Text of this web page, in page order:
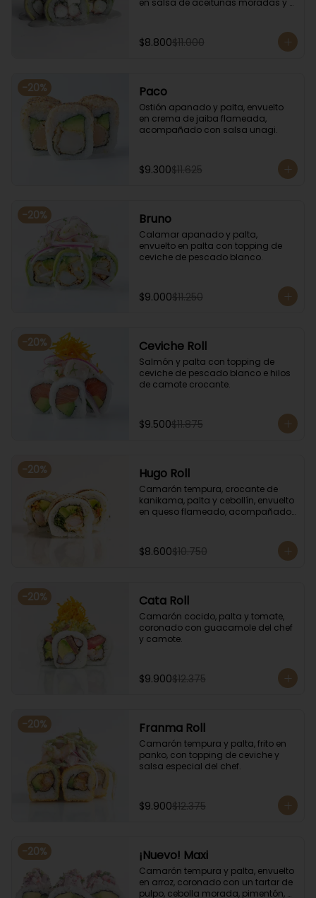
en salsa de aceitunas moradas y
$8.800$11.000
-20% Paco
Ostión apanado y palta, envuelto
en crema de jaiba flameada,
acompañado con salsa unagi.
$9.300$11.625
-20% Bruno
Calamar apanado y palta,
envuelto en palta con topping de
ceviche de pescado blanco.
$9.000$11.250
-20% Ceviche Roll
Salmón y palta con topping de
ceviche de pescado blanco e hilos
de camote crocante.
$9.500$11.875
-20% Hugo Roll
Camarón tempura, crocante de
kanikama, palta y cebollín, envuelto
en queso flameado, acompañado
$8.600$10.750
-20% Cata Roll
Camarón cocido, palta y tomate,
coronado con guacamole del chef
y camote.
$9.900$12.375
-20% Franma Roll
Camarón tempura y palta, frito en
panko, con topping de ceviche y
salsa especial del chef.
$9.900$12.375
-20% ¡Nuevo! Maxi
Camarón tempura y palta, envuelto
en arroz, coronado con un tartar de
pulpo, cebolla morada, pimentón,